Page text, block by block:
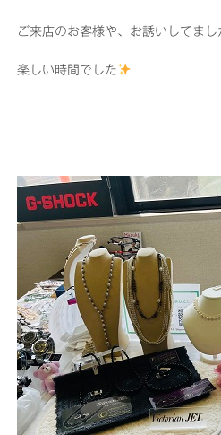
ご来店のお客様や、お誘いしてまし
楽しい時間でした